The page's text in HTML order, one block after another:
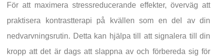
För att maximera stressreducerande effekter, överväg att
praktisera kontrastterapi på kvällen som en del av din
nedvarvningsrutin. Detta kan hjälpa till att signalera till din
kropp att det är dags att slappna av och förbereda sig för